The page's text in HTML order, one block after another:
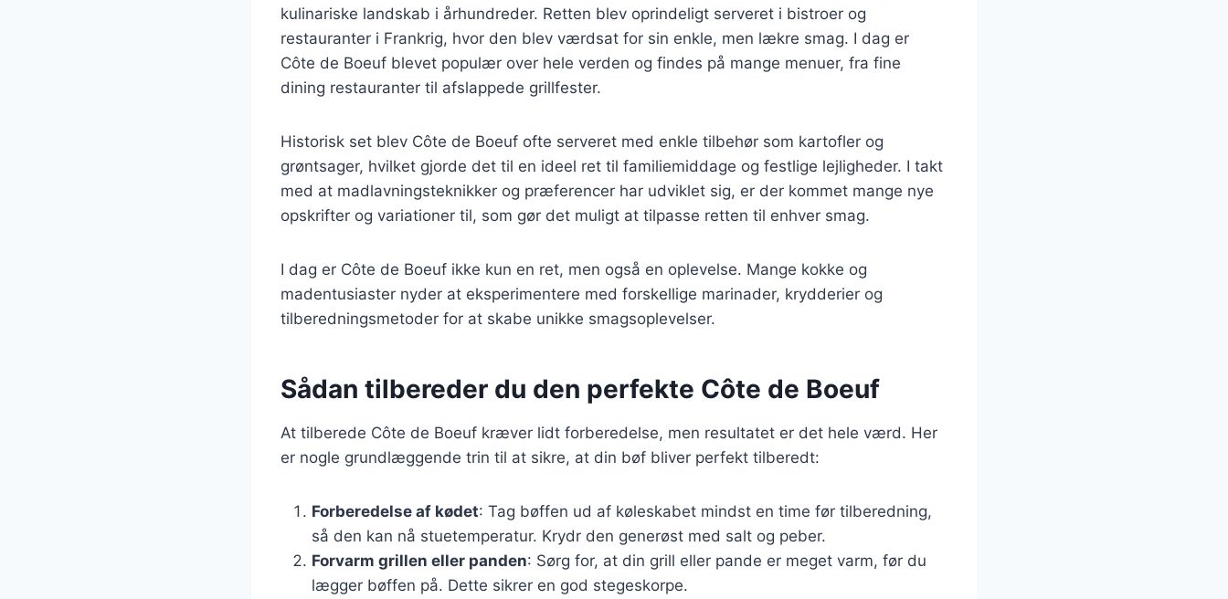
kulinariske landskab i århundreder. Retten blev oprindeligt serveret i bistroer og
restauranter i Frankrig, hvor den blev værdsat for sin enkle, men lækre smag. I dag er
Côte de Boeuf blevet populær over hele verden og findes på mange menuer, fra fine
dining restauranter til afslappede grillfester.
Historisk set blev Côte de Boeuf ofte serveret med enkle tilbehør som kartofler og
grøntsager, hvilket gjorde det til en ideel ret til familiemiddage og festlige lejligheder. I takt
med at madlavningsteknikker og præferencer har udviklet sig, er der kommet mange nye
opskrifter og variationer til, som gør det muligt at tilpasse retten til enhver smag.
I dag er Côte de Boeuf ikke kun en ret, men også en oplevelse. Mange kokke og
madentusiaster nyder at eksperimentere med forskellige marinader, krydderier og
tilberedningsmetoder for at skabe unikke smagsoplevelser.
Sådan tilbereder du den perfekte Côte de Boeuf
At tilberede Côte de Boeuf kræver lidt forberedelse, men resultatet er det hele værd. Her
er nogle grundlæggende trin til at sikre, at din bøf bliver perfekt tilberedt:
Forberedelse af kødet: Tag bøffen ud af køleskabet mindst en time før tilberedning,
så den kan nå stuetemperatur. Krydr den generøst med salt og peber.
Forvarm grillen eller panden: Sørg for, at din grill eller pande er meget varm, før du
lægger bøffen på. Dette sikrer en god stegeskorpe.